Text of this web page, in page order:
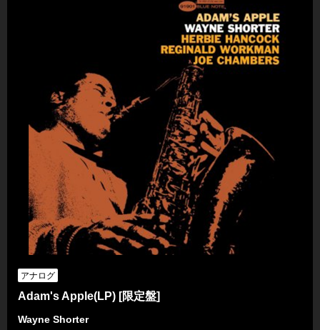
アナログ
Adam's Apple(LP) [限定盤]
Wayne Shorter